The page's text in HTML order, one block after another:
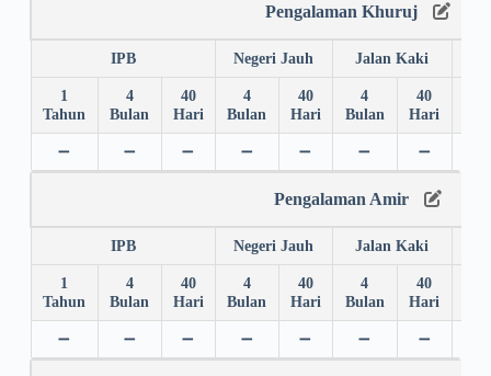
Pengalaman Khuruj
IPB Negeri Jauh Jalan Kaki
1
Tahun
4
Bulan
40
Hari
4
Bulan
40
Hari
4
Bulan
40
Hari
➖ ➖ ➖ ➖ ➖ ➖ ➖
Pengalaman Amir
IPB Negeri Jauh Jalan Kaki
1
Tahun
4
Bulan
40
Hari
4
Bulan
40
Hari
4
Bulan
40
Hari
➖ ➖ ➖ ➖ ➖ ➖ ➖